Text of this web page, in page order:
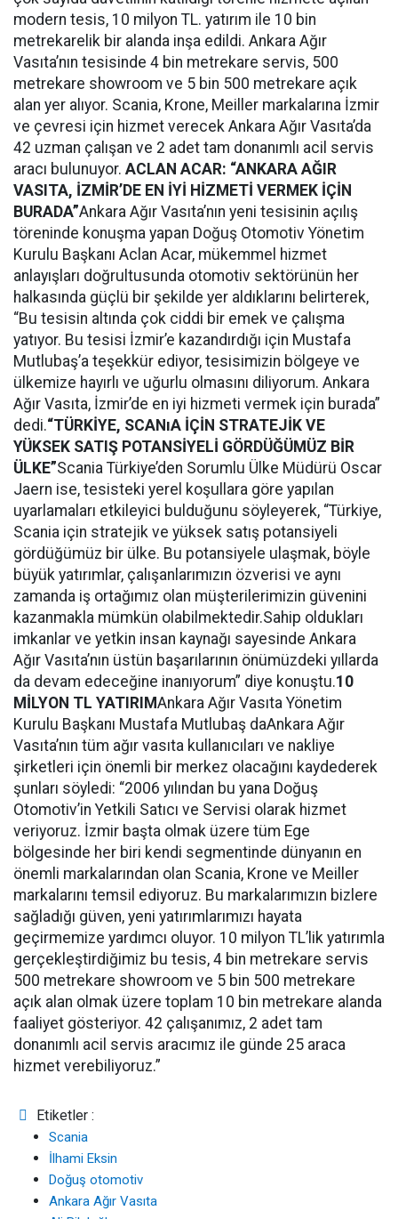
modern tesis, 10 milyon TL. yatırım ile 10 bin
metrekarelik bir alanda inşa edildi. Ankara Ağır
Vasıta’nın tesisinde 4 bin metrekare servis, 500
metrekare showroom ve 5 bin 500 metrekare açık
alan yer alıyor. Scania, Krone, Meiller markalarına İzmir
ve çevresi için hizmet verecek Ankara Ağır Vasıta’da
42 uzman çalışan ve 2 adet tam donanımlı acil servis
aracı bulunuyor. ACLAN ACAR: “ANKARA AĞIR
VASITA, İZMİR’DE EN İYİ HİZMETİ VERMEK İÇİN
BURADA”Ankara Ağır Vasıta’nın yeni tesisinin açılış
töreninde konuşma yapan Doğuş Otomotiv Yönetim
Kurulu Başkanı Aclan Acar, mükemmel hizmet
anlayışları doğrultusunda otomotiv sektörünün her
halkasında güçlü bir şekilde yer aldıklarını belirterek,
“Bu tesisin altında çok ciddi bir emek ve çalışma
yatıyor. Bu tesisi İzmir’e kazandırdığı için Mustafa
Mutlubaş’a teşekkür ediyor, tesisimizin bölgeye ve
ülkemize hayırlı ve uğurlu olmasını diliyorum. Ankara
Ağır Vasıta, İzmir’de en iyi hizmeti vermek için burada”
dedi.“TÜRKİYE, SCANıA İÇİN STRATEJİK VE
YÜKSEK SATIŞ POTANSİYELİ GÖRDÜĞÜMÜZ BİR
ÜLKE”Scania Türkiye’den Sorumlu Ülke Müdürü Oscar
Jaern ise, tesisteki yerel koşullara göre yapılan
uyarlamaları etkileyici bulduğunu söyleyerek, “Türkiye,
Scania için stratejik ve yüksek satış potansiyeli
gördüğümüz bir ülke. Bu potansiyele ulaşmak, böyle
büyük yatırımlar, çalışanlarımızın özverisi ve aynı
zamanda iş ortağımız olan müşterilerimizin güvenini
kazanmakla mümkün olabilmektedir.Sahip oldukları
imkanlar ve yetkin insan kaynağı sayesinde Ankara
Ağır Vasıta’nın üstün başarılarının önümüzdeki yıllarda
da devam edeceğine inanıyorum” diye konuştu.10
MİLYON TL YATIRIMAnkara Ağır Vasıta Yönetim
Kurulu Başkanı Mustafa Mutlubaş daAnkara Ağır
Vasıta’nın tüm ağır vasıta kullanıcıları ve nakliye
şirketleri için önemli bir merkez olacağını kaydederek
şunları söyledi: “2006 yılından bu yana Doğuş
Otomotiv’in Yetkili Satıcı ve Servisi olarak hizmet
veriyoruz. İzmir başta olmak üzere tüm Ege
bölgesinde her biri kendi segmentinde dünyanın en
önemli markalarından olan Scania, Krone ve Meiller
markalarını temsil ediyoruz. Bu markalarımızın bizlere
sağladığı güven, yeni yatırımlarımızı hayata
geçirmemize yardımcı oluyor. 10 milyon TL’lik yatırımla
gerçekleştirdiğimiz bu tesis, 4 bin metrekare servis
500 metrekare showroom ve 5 bin 500 metrekare
açık alan olmak üzere toplam 10 bin metrekare alanda
faaliyet gösteriyor. 42 çalışanımız, 2 adet tam
donanımlı acil servis aracımız ile günde 25 araca
hizmet verebiliyoruz.”
Etiketler :
Scania
İlhami Eksin
Doğuş otomotiv
Ankara Ağır Vasıta